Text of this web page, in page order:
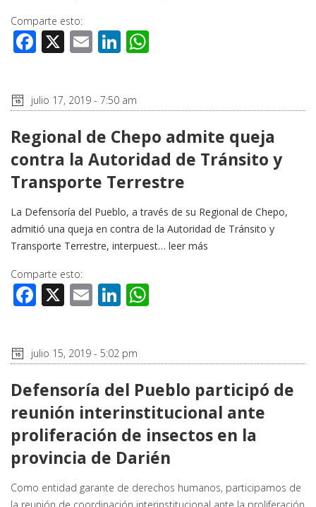
Comparte esto:
Facebook
X EmailLinkedIn
julio 17, 2019 - 7:50 am
Regional de Chepo admite queja
contra la Autoridad de Tránsito y
Transporte Terrestre
La Defensoría del Pueblo, a través de su Regional de Chepo,
admitió una queja en contra de la Autoridad de Tránsito y
Transporte Terrestre, interpuest… leer más
Comparte esto:
Facebook
X EmailLinkedIn
julio 15, 2019 - 5:02 pm
Defensoría del Pueblo participó de
reunión interinstitucional ante
proliferación de insectos en la
provincia de Darién
Como entidad garante de derechos humanos, participamos de